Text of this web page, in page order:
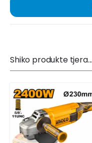
Shiko produkte tjera...